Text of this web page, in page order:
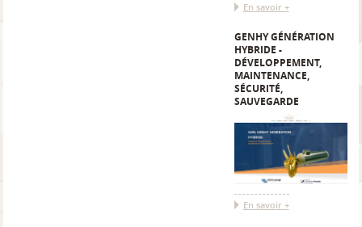
En savoir +
GENHY GÉNÉRATION
HYBRIDE -
DÉVELOPPEMENT,
MAINTENANCE,
SÉCURITÉ,
SAUVEGARDE
En savoir +